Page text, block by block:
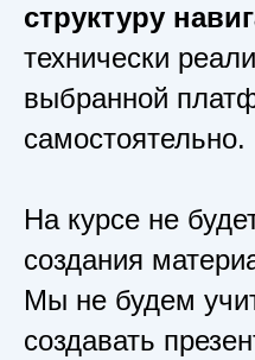
структуру
технически
выбранной
самостоятельно.
На курсе не
создания
Мы не будем
создавать